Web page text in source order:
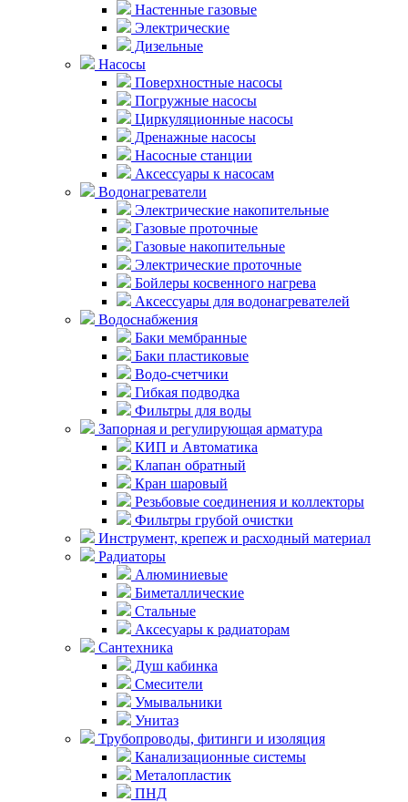
Настенные газовые
Электрические
Дизельные
Насосы
Поверхностные насосы
Погружные насосы
Циркуляционные насосы
Дренажные насосы
Насосные станции
Аксессуары к насосам
Водонагреватели
Электрические накопительные
Газовые проточные
Газовые накопительные
Электрические проточные
Бойлеры косвенного нагрева
Аксессуары для водонагревателей
Водоснабжения
Баки мембранные
Баки пластиковые
Водо-счетчики
Гибкая подводка
Фильтры для воды
Запорная и регулирующая арматура
КИП и Автоматика
Клапан обратный
Кран шаровый
Резьбовые соединения и коллекторы
Фильтры грубой очистки
Инструмент, крепеж и расходный материал
Радиаторы
Алюминиевые
Биметаллические
Стальные
Аксесуары к радиаторам
Сантехника
Душ кабинка
Смесители
Умывальники
Унитаз
Трубопроводы, фитинги и изоляция
Канализационные системы
Металопластик
ПНД